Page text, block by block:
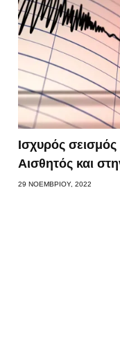
Ισχυρός
Αισθητός και
29 ΝΟΕΜΒΡΊΟΥ, 2022